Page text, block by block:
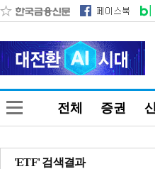
전체 증권
'ETF' 검색결과